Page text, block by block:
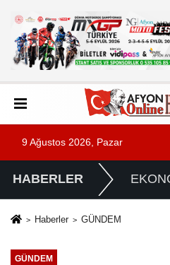
9 Ağustos 2026, Pazar
HABERLER
Haberler GÜNDEM
GÜNDEM